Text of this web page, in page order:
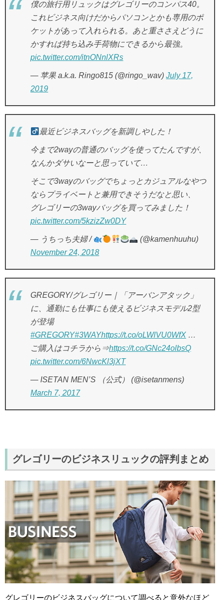
僕の旅行用リュックはグレゴリーのコンパス40。
これビジネス向けだからパソコンとかも専用のポ
ケットがあって入れられる。あと重ささえどうに
かすれば持ち込み手荷物にできるから最強。
pic.twitter.com/itnONnlXRs
— 苹果 a.k.a. Ringo815 (@ringo_wav) July 17,
2019
最近ビジネスバッグを新調しやした！
今まで2wayの普通のバッグを使ってたんですが、
なんかダサいなーと思っていて…
そこで3wayのバッグでちょっとカジュアルなやつ
ならプライベートと兼用できそうだなと思い、
グレゴリーの3wayバッグを買ってみました！
pic.twitter.com/5kzizZw0DY
— うちっち夫婦 /
(@kamenhuuhu)
November 24, 2018
GREGORY/グレゴリー｜「アーバンアタック」
に、通勤にも仕事にも使えるビジネスモデル2型
が登場
#GREGORY#3WAYhttps://t.co/oLWlVU0WfX …
ご購入はコチラから⇒https://t.co/GNc24olbsQ
pic.twitter.com/6NwcKl3jXT
— ISETAN MEN’S （公式） (@isetanmens)
March 7, 2017
グレゴリーのビジネスリュックの評判まとめ
グレゴリーのビジネスバッグについて調べると意外なほど